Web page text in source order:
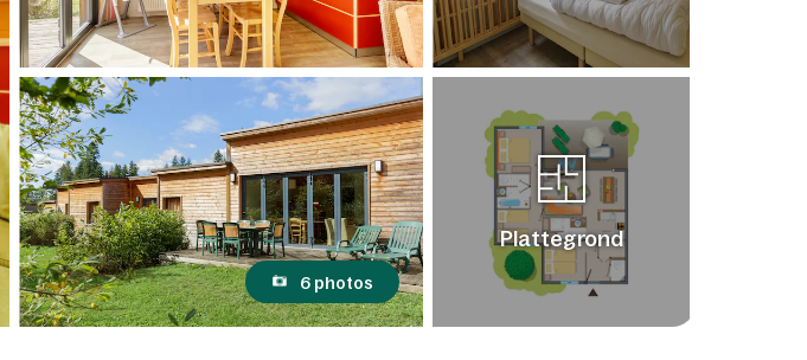
6 photos
Plattegrond